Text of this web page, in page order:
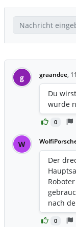
g graandee,
0
Du
wurde
W
0
Der
nach